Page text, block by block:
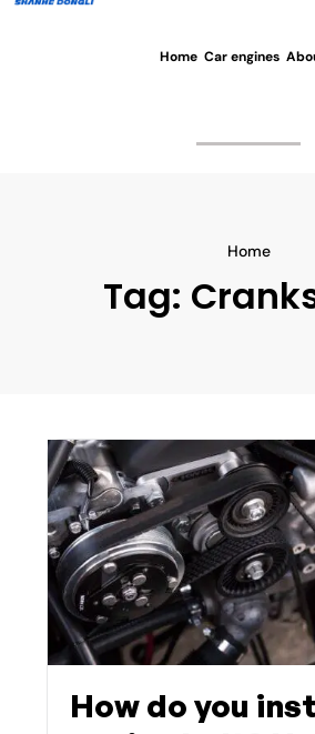
Home Car engines
Home
Tag:
How do you